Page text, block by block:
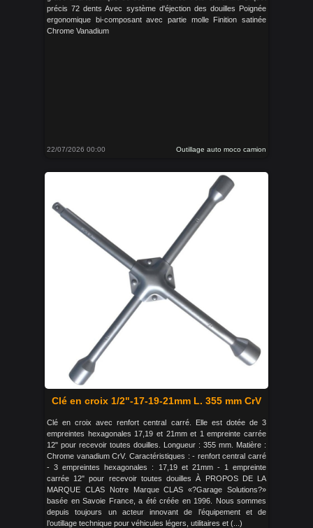
précis 72 dents Avec système d'éjection des douilles Poignée
ergonomique bi-composant avec partie molle Finition satinée
Chrome Vanadium
22/07/2026 00:00 Outillage auto moco camion
Clé en croix 1/2"-17-19-21mm L. 355 mm CrV
Clé en croix avec renfort central carré. Elle est dotée de 3
empreintes hexagonales 17,19 et 21mm et 1 empreinte carrée
12" pour recevoir toutes douilles. Longueur : 355 mm. Matière :
Chrome vanadium CrV. Caractéristiques : - renfort central carré
- 3 empreintes hexagonales : 17,19 et 21mm - 1 empreinte
carrée 12" pour recevoir toutes douilles À PROPOS DE LA
MARQUE CLAS Notre Marque CLAS «?Garage Solutions?»
basée en Savoie France, a été créée en 1996. Nous sommes
depuis toujours un acteur innovant de l’équipement et de
l’outillage technique pour véhicules légers, utilitaires et (...)